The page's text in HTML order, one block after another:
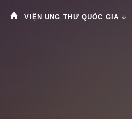
VIỆN UNG THƯ QUỐC GIA